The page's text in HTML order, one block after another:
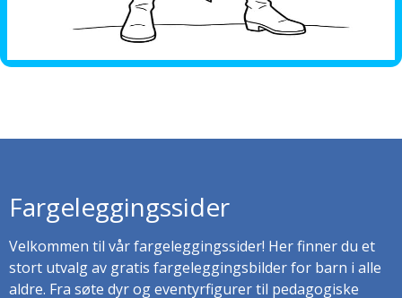
Fargeleggingssider
Velkommen til vår fargeleggingssider! Her finner du et
stort utvalg av gratis fargeleggingsbilder for barn i alle
aldre. Fra søte dyr og eventyrfigurer til pedagogiske